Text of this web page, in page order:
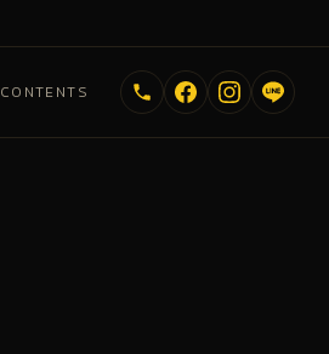
CONTENTS